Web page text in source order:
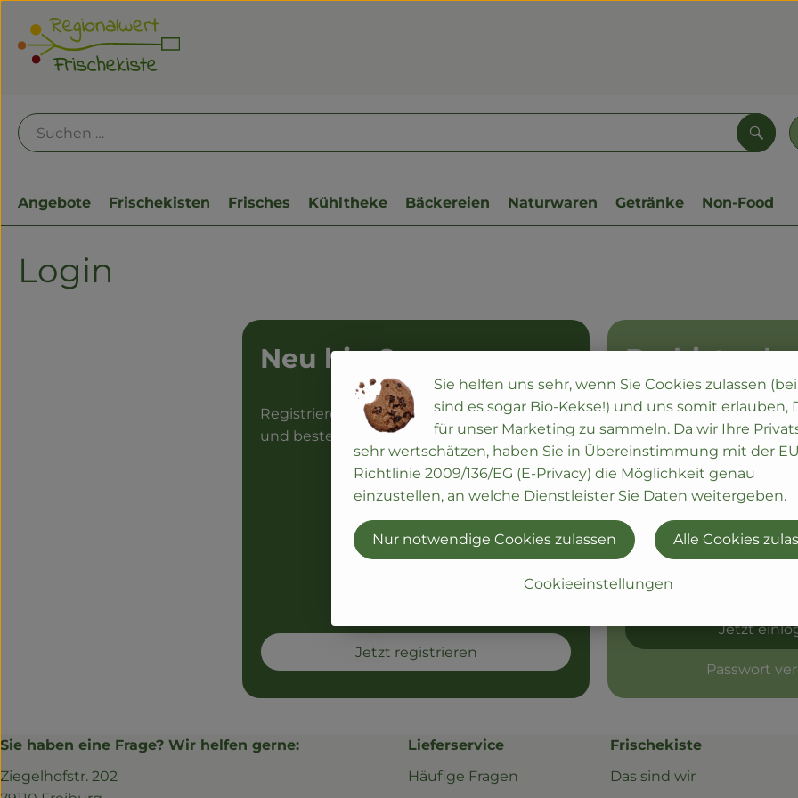
Angebote Frischekisten Frisches Kühltheke Bäckereien Naturwaren Getränke Non-Food
Login
Neu hier?
Registriere dich hier im Handumdrehen
und bestelle deine erste Ökokiste!
Jetzt registrieren
Du bist
Du wurdest
deine Session
einloggen.
Jetzt
Passwort
Sie haben eine Frage? Wir helfen gerne:
Ziegelhofstr. 202
Lieferservice
Häufige Fragen
Frischekiste
Das sind wir
Sie helfen uns sehr, wenn Sie Cookies zulassen
sind es sogar Bio-Kekse!) und uns somit erlauben,
für unser Marketing zu sammeln. Da wir Ihre
sehr wertschätzen, haben Sie in Übereinstimmung mit der
Richtlinie 2009/136/EG (E-Privacy) die Möglichkeit genau
einzustellen, an welche Dienstleister Sie Daten weitergeben.
Cookieeinstellungen
Nur notwendige Cookies zulassen Alle Cookies